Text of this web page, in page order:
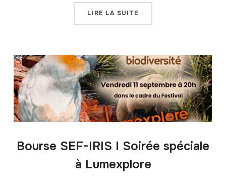
LIRE LA SUITE
Bourse SEF-IRIS I Soirée spéciale
à Lumexplore